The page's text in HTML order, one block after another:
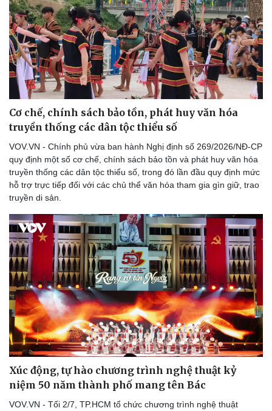
Cơ chế, chính sách bảo tồn, phát huy văn hóa
truyền thống các dân tộc thiểu số
VOV.VN - Chính phủ vừa ban hành Nghị định số 269/2026/NĐ-CP
quy định một số cơ chế, chính sách bảo tồn và phát huy văn hóa
truyền thống các dân tộc thiểu số, trong đó lần đầu quy định mức
hỗ trợ trực tiếp đối với các chủ thể văn hóa tham gia gìn giữ, trao
truyền di sản.
Xúc động, tự hào chương trình nghệ thuật kỷ
niệm 50 năm thành phố mang tên Bác
VOV.VN - Tối 2/7, TP.HCM tổ chức chương trình nghệ thuật